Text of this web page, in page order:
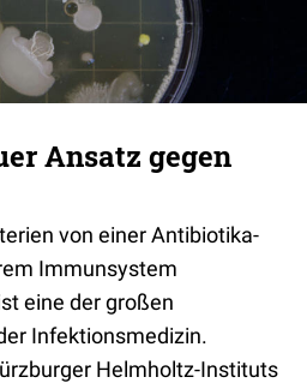
Ansatz gegen
von einer Antibiotika-
Immunsystem
eine der großen
Infektionsmedizin.
Helmholtz-Instituts